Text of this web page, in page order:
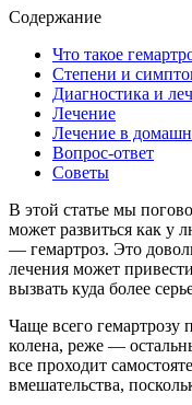
Содержание
Что такое
Степени и
Диагностика и
Лечение
Лечение в
Вопрос-ответ
Советы
В этой статье мы
может развиться как у
— гемартроз. Это
лечения может
вызвать куда более
Чаще всего гемартрозу
колена, реже —
все проходит
вмешательства,